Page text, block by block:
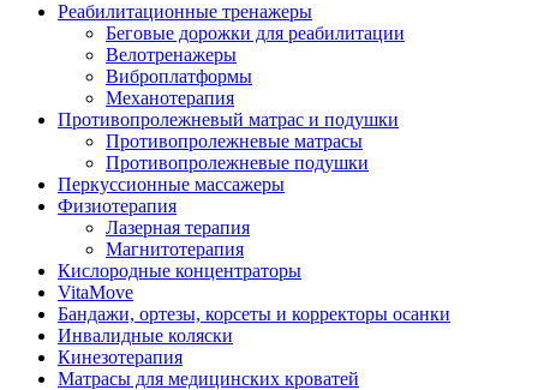
Реабилитационные тренажеры
Беговые дорожки для реабилитации
Велотренажеры
Виброплатформы
Механотерапия
Противопролежневый матрас и подушки
Противопролежневые матрасы
Противопролежневые подушки
Перкуссионные массажеры
Физиотерапия
Лазерная терапия
Магнитотерапия
Кислородные концентраторы
VitaMove
Бандажи, ортезы, корсеты и корректоры осанки
Инвалидные коляски
Кинезотерапия
Матрасы для медицинских кроватей